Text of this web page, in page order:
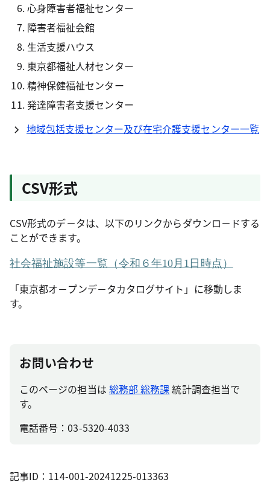
心身障害者福祉センター
障害者福祉会館
生活支援ハウス
東京都福祉人材センター
精神保健福祉センター
発達障害者支援センター
地域包括支援センター及び在宅介護支援センター一覧
CSV形式
CSV形式のデ－タは、以下のリンクからダウンロ－ドする
ことができます。
社会福祉施設等一覧（令和６年10月1日時点）
「東京都オ－プンデ－タカタログサイト」に移動しま
す。
お問い合わせ
このページの担当は 総務部 総務課統計調査担当で
す。
電話番号：03-5320-4033
記事ID：114-001-20241225-013363